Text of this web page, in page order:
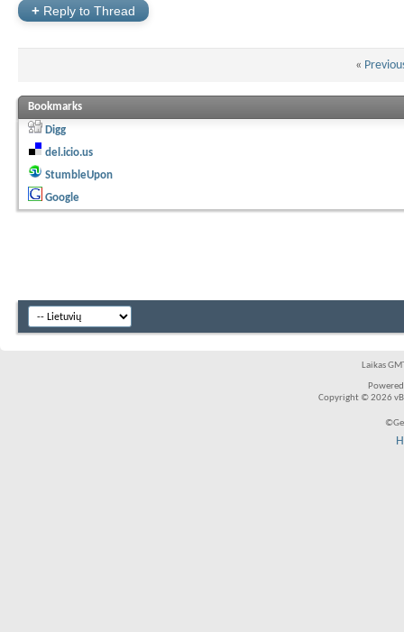
+ Reply to Thread
«
Bookmarks
Digg
del.icio.us
StumbleUpon
Google
Laikas
Copyright © 2026